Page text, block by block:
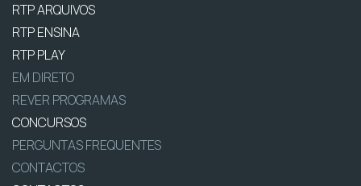
RTP ARQUIVOS
RTP ENSINA
RTP PLAY
EM DIRETO
REVER PROGRAMAS
CONCURSOS
PERGUNTAS FREQUENTES
CONTACTOS